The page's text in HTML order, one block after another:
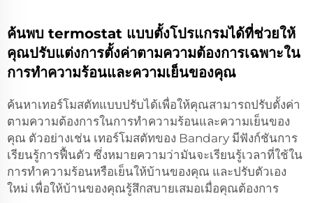
ค้นพบ termostat แบบตั้งโปรแกรมได้ที่ช่วยให้
คุณปรับแต่งการตั้งค่าตามความต้องการเฉพาะใน
การทำความร้อนและความเย็นของคุณ
ค้นหาเทอร์โมสตัทแบบปรับได้เพื่อให้คุณสามารถปรับตั้งค่า
ตามความต้องการในการทำความร้อนและความเย็นของ
คุณ ตัวอย่างเช่น เทอร์โมสตัทของ Bandary มีฟังก์ชันการ
เรียนรู้การฟื้นตัว ซึ่งหมายความว่ามันจะเรียนรู้เวลาที่ใช้ใน
การทำความร้อนหรือเย็นให้บ้านของคุณ และปรับตัวเอง
ใหม่ เพื่อให้บ้านของคุณรู้สึกสบายเสมอเมื่อคุณต้องการ